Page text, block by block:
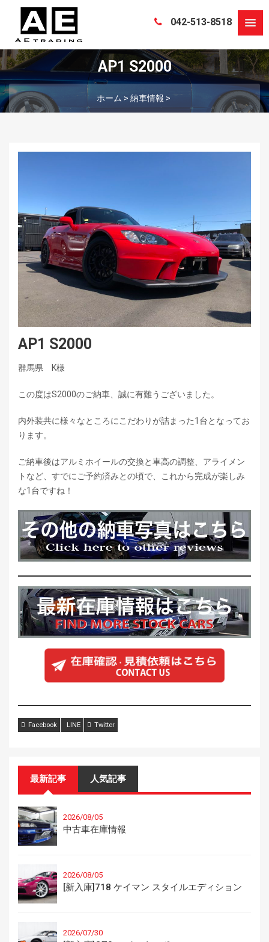
042-513-8518
AP1 S2000
ホーム > 納車情報 >
AP1 S2000
群馬県 K様
この度はS2000のご納車、誠に有難うございました。
内外装共に様々なところにこだわりが詰まった1台となってお
ります。
ご納車後はアルミホイールの交換と車高の調整、アライメン
トなど、すでにご予約済みとの頃で、これから完成が楽しみ
な1台ですね！
Facebook LINE Twitter
最新記事 人気記事
2026/08/05
中古車在庫情報
2026/08/05
[新入庫]718 ケイマン スタイルエディション
2026/07/30